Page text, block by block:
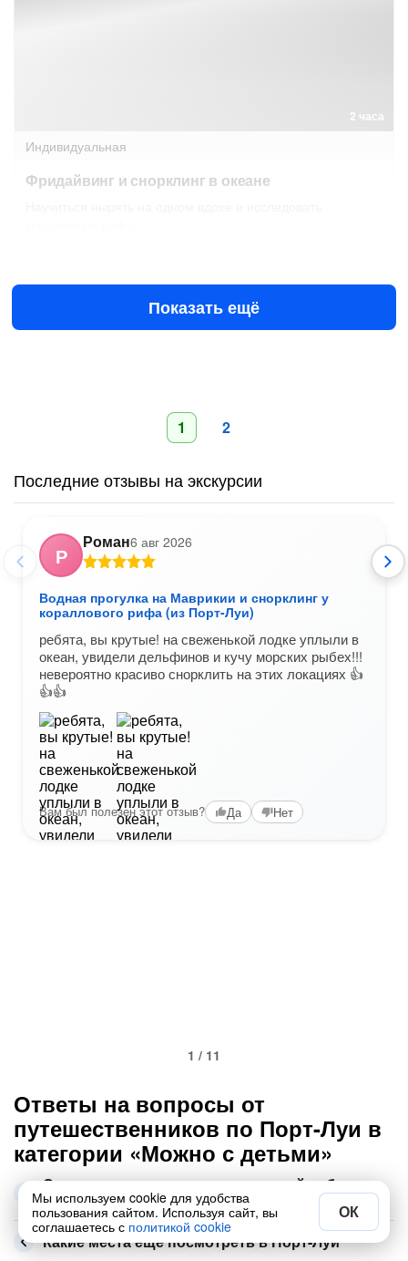
2 часа
Индивидуальная
Фридайвинг и снорклинг в океане
€120за человека
Показать ещё
1 2
Последние отзывы на экскурсии
Р
Роман6 авг 2026
Водная прогулка на Маврикии и снорклинг у
кораллового рифа (из Порт-Луи)
ребята, вы крутые! на свеженькой лодке уплыли в
океан, увидели дельфинов и кучу морских рыбех!!!
невероятно красиво снорклить на этих локациях 👍
👍👍
Вам был полезен этот отзыв? Да Нет
1 / 11
Ответы на вопросы от
путешественников по Порт-Луи в
категории «Можно с детьми»
Самые популярные экскурсии этой рубрики в
Порт-Луи
Какие места ещё посмотреть в Порт-Луи
Мы используем cookie для удобства
пользования сайтом. Используя сайт, вы
соглашаетесь с политикой cookie
ОК